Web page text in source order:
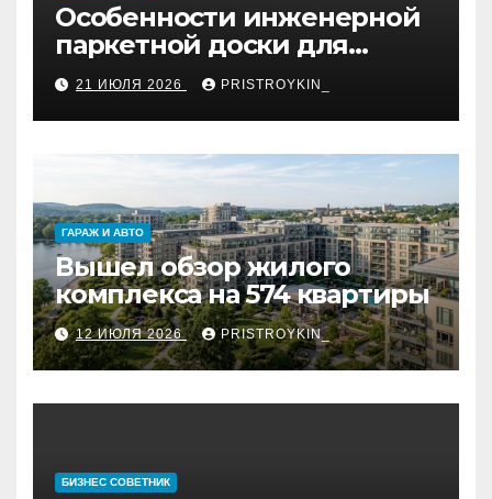
Особенности инженерной
паркетной доски для
укладки французской
ёлкой
21 ИЮЛЯ 2026 PRISTROYKIN_
ГАРАЖ И АВТО
Вышел обзор жилого
комплекса на 574 квартиры
12 ИЮЛЯ 2026 PRISTROYKIN_
БИЗНЕС СОВЕТНИК